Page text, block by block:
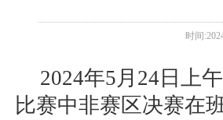
时间
2024年5月24日上
比赛中非赛区决赛在